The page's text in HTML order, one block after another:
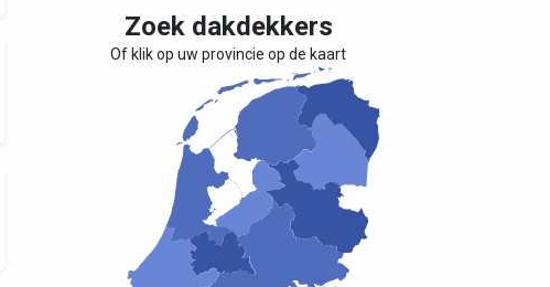
Zoek dakdekkers
Of klik op uw provincie op de kaart